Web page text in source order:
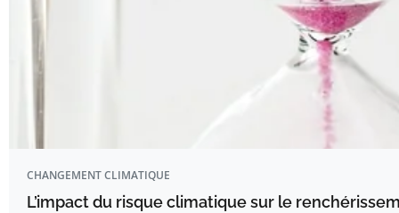
CHANGEMENT CLIMATIQUE
L’impact du risque climatique sur le